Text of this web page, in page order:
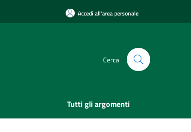
Accedi all'area personale
Cerca
Tutti gli argomenti